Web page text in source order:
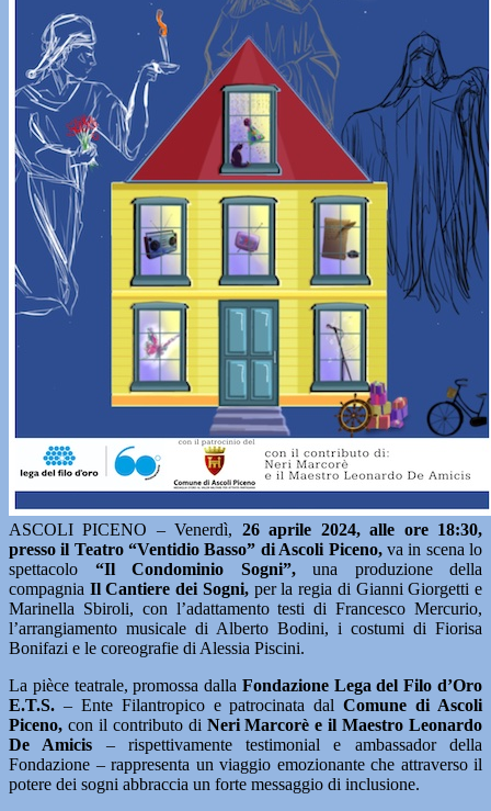
ASCOLI PICENO – Venerdì, 26 aprile 2024, alle ore 18:30,
presso il Teatro “Ventidio Basso” di Ascoli Piceno,va in scena lo
spettacolo “Il Condominio Sogni”,una produzione della
compagnia Il Cantiere dei Sogni,per la regia di Gianni Giorgetti e
Marinella Sbiroli, con l’adattamento testi di Francesco Mercurio,
l’arrangiamento musicale di Alberto Bodini, i costumi di Fiorisa
Bonifazi e le coreografie di Alessia Piscini.
La pièce teatrale, promossa dalla Fondazione Lega del Filo d’Oro
E.T.S. – Ente Filantropico e patrocinata dalComune di Ascoli
Piceno, con il contributo di Neri Marcorè e il Maestro Leonardo
De Amicis – rispettivamente testimonial e ambassador della
Fondazione – rappresenta un viaggio emozionante che attraverso il
potere dei sogni abbraccia un forte messaggio di inclusione.